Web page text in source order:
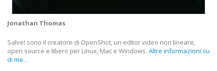
Jonathan Thomas
Salve! sono il creatore di OpenShot, un editor video non lineare,
open source e libero per Linux, Mac e Windows. Altre informazioni su
di me...